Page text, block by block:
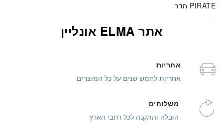
PIRATE חדר
אתר ELMA אונליין
אחריות
אחריות לחמש שנים על כל המוצרים
משלוחים
הובלה והתקנה לכל רחבי הארץ